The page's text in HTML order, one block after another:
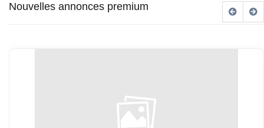
Nouvelles annonces premium